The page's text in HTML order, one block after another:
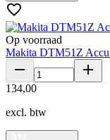
Op voorraad
Makita DTM51Z
134,00
excl. btw